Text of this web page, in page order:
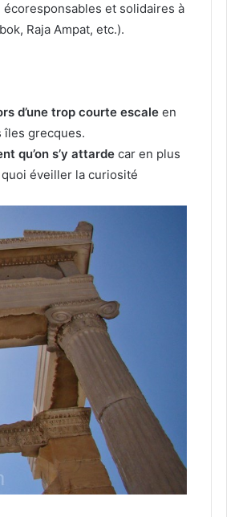
et solidaires à
Raja Ampat, etc.).
d’une trop courte escale en
îles grecques.
qu’on s’y attarde car en plus
éveiller la curiosité